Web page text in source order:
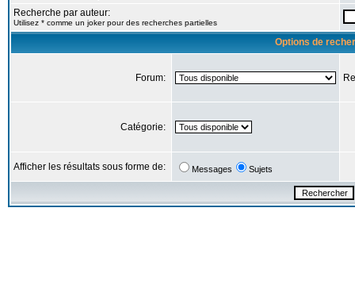
Recherche par auteur:
Utilisez * comme un joker pour des recherches partielles
Options de
Forum:
Catégorie:
Afficher les résultats sous forme de: Messages Sujets